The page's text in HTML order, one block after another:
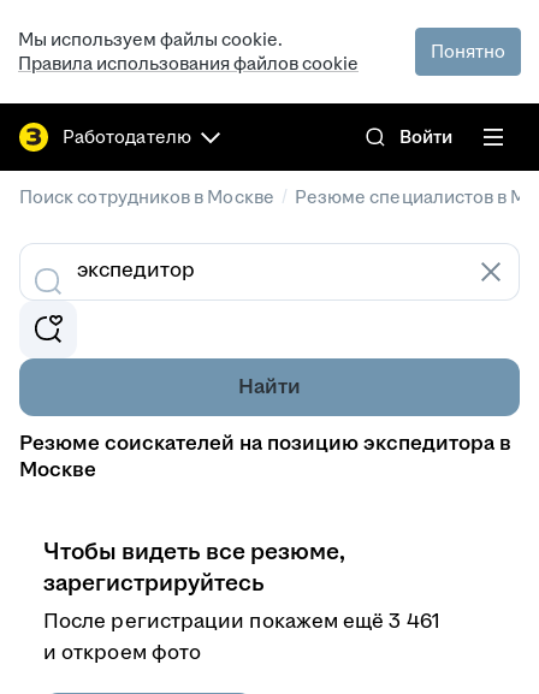
Мы используем файлы cookie.
Правила использования файлов cookie
Понятно
Работодателю Войти
Поиск сотрудников в Москве / Резюме специалистов в
Найти
Резюме соискателей на позицию экспедитора в
Москве
Чтобы видеть все резюме,
зарегистрируйтесь
После регистрации покажем ещё 3 461
и откроем фото